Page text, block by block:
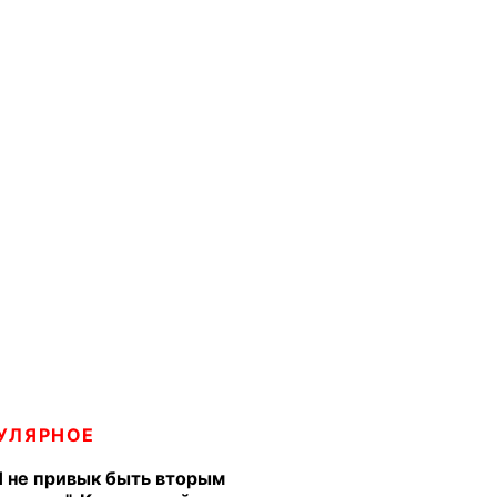
не привык быть вторым